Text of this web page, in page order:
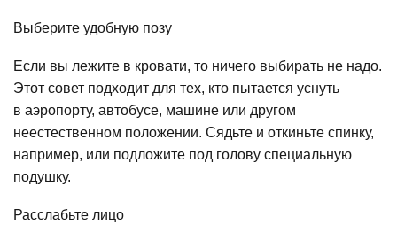
Выберите удобную позу
Если вы лежите в кровати, то ничего выбирать не надо.
Этот совет подходит для тех, кто пытается уснуть
в аэропорту, автобусе, машине или другом
неестественном положении. Сядьте и откиньте спинку,
например, или подложите под голову специальную
подушку.
Расслабьте лицо